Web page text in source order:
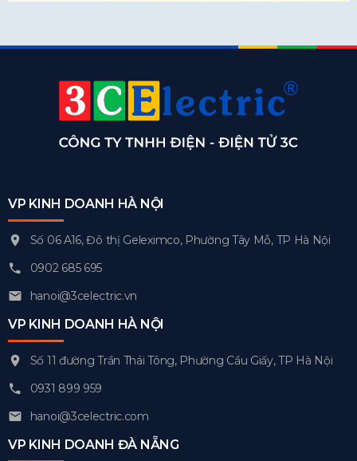
VP KINH DOANH HÀ NỘI
Số 06 A16, Đô thị Geleximco, Phường Tây Mỗ, TP Hà Nội
0902 685 695
hanoi@3celectric.vn
VP KINH DOANH HÀ NỘI
Số 11 đường Trần Thái Tông, Phường Cầu Giấy, TP Hà Nội
0931 899 959
hanoi@3celectric.com
VP KINH DOANH ĐÀ NẴNG